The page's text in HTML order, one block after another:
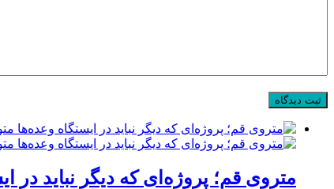
متروی قم؛ پروژه‌ای که دیگر نباید در